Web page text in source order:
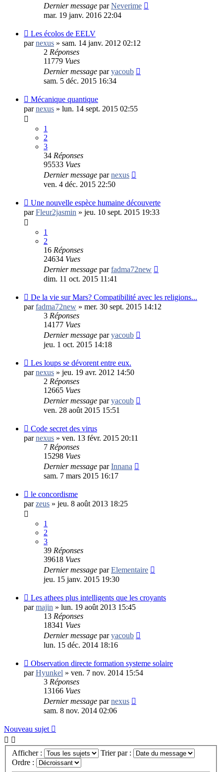
Dernier message parNeverime
mar. 19 janv. 2016 22:04
Les écolos de EELV
parnexus » sam. 14 janv. 2012 02:12
2 Réponses
11779 Vues
Dernier message paryacoub
sam. 5 déc. 2015 16:34
Mécanique quantique
parnexus » lun. 14 sept. 2015 02:55
1
2
3
34 Réponses
95533 Vues
Dernier message parnexus
ven. 4 déc. 2015 22:50
Une nouvelle espèce humaine découverte
parFleur2jasmin » jeu. 10 sept. 2015 19:33
1
2
16 Réponses
24634 Vues
Dernier message parfadma72new
dim. 11 oct. 2015 11:41
De la vie sur Mars? Compatibilité avec les religions...
parfadma72new » mer. 30 sept. 2015 14:12
3 Réponses
14177 Vues
Dernier message paryacoub
jeu. 1 oct. 2015 14:18
Les loups se dévorent entre eux.
parnexus » jeu. 19 avr. 2012 14:50
2 Réponses
12665 Vues
Dernier message paryacoub
ven. 28 août 2015 15:51
Code secret des virus
parnexus » ven. 13 févr. 2015 20:11
7 Réponses
15298 Vues
Dernier message parInnana
sam. 7 mars 2015 16:17
le concordisme
parzeus » jeu. 8 août 2013 18:25
1
2
3
39 Réponses
39618 Vues
Dernier message parElementaire
jeu. 15 janv. 2015 19:30
Les athees plus intelligents que les croyants
parmajin » lun. 19 août 2013 15:45
13 Réponses
18341 Vues
Dernier message paryacoub
lun. 15 déc. 2014 18:16
Observation directe formation systeme solaire
parHyunkel » ven. 7 nov. 2014 15:54
3 Réponses
13166 Vues
Dernier message parnexus
sam. 8 nov. 2014 02:06
Nouveau sujet
Afficher :
Trier par :
Ordre :